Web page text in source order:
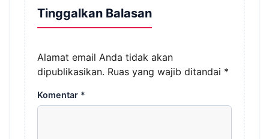
Tinggalkan Balasan
Alamat email Anda tidak akan
dipublikasikan. Ruas yang wajib ditandai *
Komentar *